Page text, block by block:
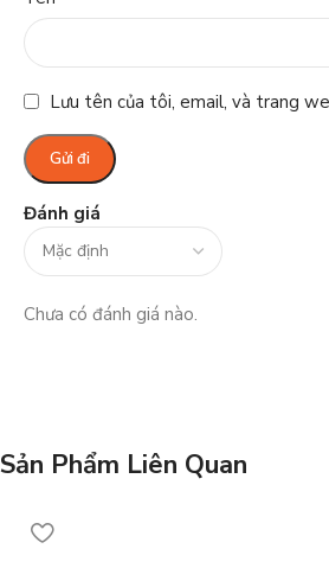
Đánh giá
Chưa có đánh giá nào.
Lưu tên của tôi, email, và trang
Sản Phẩm Liên Quan